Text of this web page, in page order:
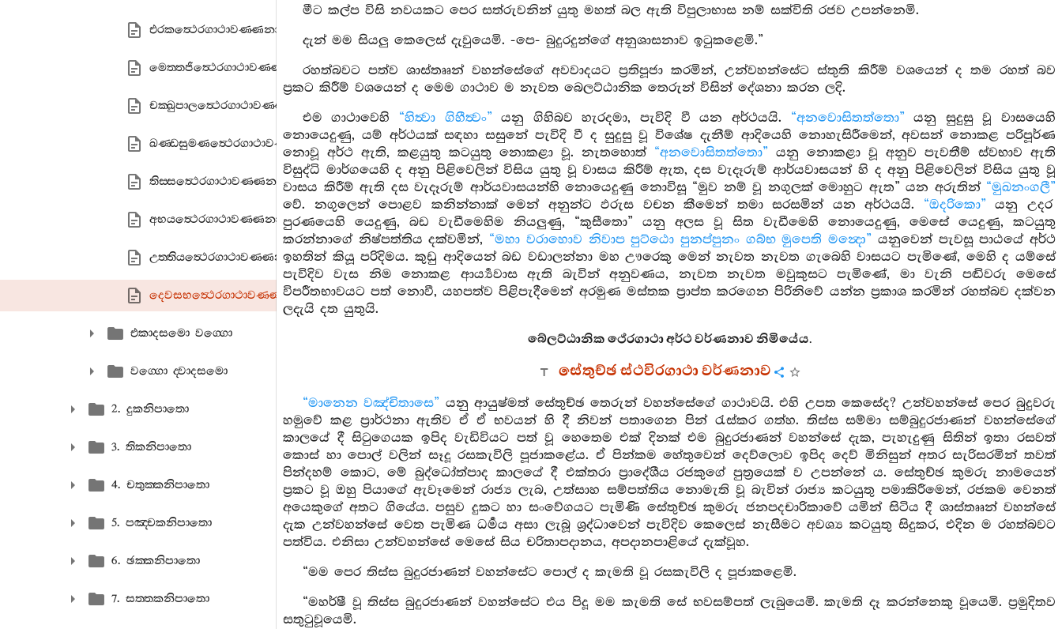
එරකත්‍ථෙරගාථාවණ‍්ණනා
මෙත‍්තජිත්‍ථෙරගාථාවණ‍්ණනා
චක‍්ඛුපාලත්‍ථෙරගාථාවණ‍්ණනා
ඛණ‍්ඩසුමණත්‍ථෙරගාථාවණ‍්ණනා
තිස‍්සත්‍ථෙරගාථාවණ‍්ණනා
අභයත්‍ථෙරගාථාවණ‍්ණනා
උත‍්තියත්‍ථෙරගාථාවණ‍්ණනා
දෙවසභත්‍ථෙරගාථාවණ‍්ණනා
එකාදසමො වග‍්ගො
වග‍්ගො ද‍්වාදසමො
2. දුකනිපාතො
3. තිකනිපාතො
4. චතුක‍්කනිපාතො
5. පඤ‍්චකනිපාතො
6. ඡක‍්කනිපාතො
7. සත‍්තකනිපාතො
මීට කල්ප විසි නවයකට පෙර සත්රුවනින් යුතු මහත් බල ඇති විපුලාභාස නම් සක්විති රජව උපන්නෙමි.
දැන් මම සියලු කෙලෙස් දැවුයෙමි. -පෙ- බුදුරදුන්ගේ අනුශාසනාව ඉටුකළෙමි.”
රහත්බවට පත්ව ශාස්තෲන් වහන්සේගේ අවවාදයට ප්‍රතිපූජා කරමින්, උන්වහන්සේට ස්තුති කිරීම් වශයෙන් ද තම රහත් බව
ප්‍රකට කිරීම් වශයෙන් ද මෙම ගාථාව ම නැවත බෙලට්ඨානික තෙරුන් විසින් දේශනා කරන ලදි.
එම ගාථාවෙහි “හිත්‍වා ගිහීත්‍වං” යනු ගිහිබව හැරදමා, පැවිදි වී යන අර්ථයයි. “අනවොසිතත්තො” යනු සුදුසු වූ වාසයෙහි
නොයෙදුණු, යම් අර්ථයක් සඳහා සසුනේ පැවිදි වී ද සුදුසු වූ විශේෂ දැනීම් ආදියෙහි නොහැසිරීමෙන්, අවසන් නොකළ පරිපූර්ණ
නොවූ අර්ථ ඇති, කළයුතු කටයුතු නොකළා වූ. නැතහොත් “අනවොසිතත්තො” යනු නොකළා වූ අනුව පැවතීම් ස්වභාව ඇති
විසුද්ධි මාර්ගයෙහි ද අනු පිළිවෙලින් විසිය යුතු වූ වාසය කිරීම් ඇත, දස වැදෑරුම් ආර්යවාසයන් හි ද අනු පිළිවෙලින් විසිය යුතු වූ
වාසය කිරීම් ඇති දස වැදෑරුම් ආර්යවාසයන්හි නොයෙදුණු නොවිසූ “මුව නම් වූ නගුලක් මොහුට ඇත” යන අරුතින් “මුඛනංගලී”
වේ. නගුලෙන් පොළව කනින්නාක් මෙන් අනුන්ට ඵරුස වචන කීමෙන් තමා සරසමින් යන අර්ථයයි. “ඔදරිකො” යනු උදර
පුරණයෙහි යෙදුණු, බඩ වැඩීමෙහිම නියලුණු, “කුසීතො” යනු අලස වූ සිත වැඩීමෙහි නොයෙදුණු, මෙසේ යෙදුණු, කටයුතු
කරන්නාගේ නිෂ්පත්තිය දක්වමින්, “මහා වරාහොව නිවාප පුට්ඨො පුනප්පුනං ගබ්භ මුපෙති මන්‍දො” යනුවෙන් පැවසූ පාඨයේ අර්ථ
ඉහතින් කියූ පරිදිමය. කුඩු ආදියෙන් බඩ වඩාලන්නා මහ ඌරෙකු මෙන් නැවත නැවත ගැබෙහි වාසයට පැමිණේ, මෙහි ද යම්සේ
පැවිදිව වැස නිම නොකළ ආර්‍ය්‍යවාස ඇති බැවින් අනුවණය, නැවත නැවත මවුකුසට පැමිණේ, මා වැනි පඬිවරු මෙසේ
විපරීතභාවයට පත් නොවී, යහපත්ව පිළිපැදීමෙන් අරමුණ මස්තක ප්‍රාප්ත කරගෙන පිරිනිවේ යන්න ප්‍රකාශ කරමින් රහත්බව දක්වන
ලදැයි දත යුතුයි.
බේලට්ඨානික ථේරගාථා අර්ථ වර්ණනාව නිමියේය.
සේතුච්ඡ ස්ථවිරගාථා වර්ණනාව
“මානෙන වඤ්චිතාසෙ” යනු ආයුෂ්මත් සේතුච්ඡ තෙරුන් වහන්සේගේ ගාථාවයි. එහි උපත කෙසේද? උන්වහන්සේ පෙර බුදුවරු
හමුවේ කළ ප්‍රාර්ථනා ඇතිව ඒ ඒ භවයන් හි දී නිවන් පතාගෙන පින් රැස්කර ගත්හ. තිස්ස සම්මා සම්බුදුරජාණන් වහන්සේගේ
කාලයේ දී සිටුගෙයක ඉපිද වැඩිවියට පත් වූ හෙතෙම එක් දිනක් එම බුදුරජාණන් වහන්සේ දැක, පැහැදුණු සිතින් ඉතා රසවත්
කොස් හා පොල් වලින් සෑදූ රසකැවිලි පූජාකළේය. ඒ පින්කම හේතුවෙන් දෙව්ලොව ඉපිද දෙව් මිනිසුන් අතර සැරිසරමින් තවත්
පින්දහම් කොට, මේ බුද්ධෝත්පාද කාලයේ දී එක්තරා ප්‍රාදේශීය රජකුගේ පුත්‍රයෙක් ව උපන්නේ ය. සේතුච්ඡ කුමරු නාමයෙන්
ප්‍රකට වූ ඔහු පියාගේ ඇවෑමෙන් රාජ්‍ය ලැබ, උත්සාහ සම්පත්තිය නොමැති වූ බැවින් රාජ්‍ය කටයුතු පමාකිරීමෙන්, රජකම වෙනත්
අයෙකුගේ අතට ගියේය. පසුව දුකට හා සංවේගයට පැමිණි සේතුච්ඡ කුමරු ජනපදචාරිකාවේ යමින් සිටිය දී ශාස්තෲන් වහන්සේ
දැක උන්වහන්සේ වෙත පැමිණ ධර්‍මය අසා ලැබූ ශ්‍රද්ධාවෙන් පැවිදිව කෙලෙස් නැසීමට අවශ්‍ය කටයුතු සිදුකර, එදින ම රහත්බවට
පත්විය. එනිසා උන්වහන්සේ මෙසේ සිය චරිතාපදානය, අපදානපාළියේ දැක්වූහ.
“මම පෙර තිස්ස බුදුරජාණන් වහන්සේට පොල් ද කැමති වූ රසකැවිලි ද පූජාකළෙමි.
“මහර්ෂී වූ තිස්ස බුදුරජාණන් වහන්සේට එය පිදූ මම කැමති සේ භවසම්පත් ලැබුයෙමි. කැමති දෑ කරන්නෙකු වූයෙමි. ප්‍රමුදිතව
සතුටුවූයෙමි.